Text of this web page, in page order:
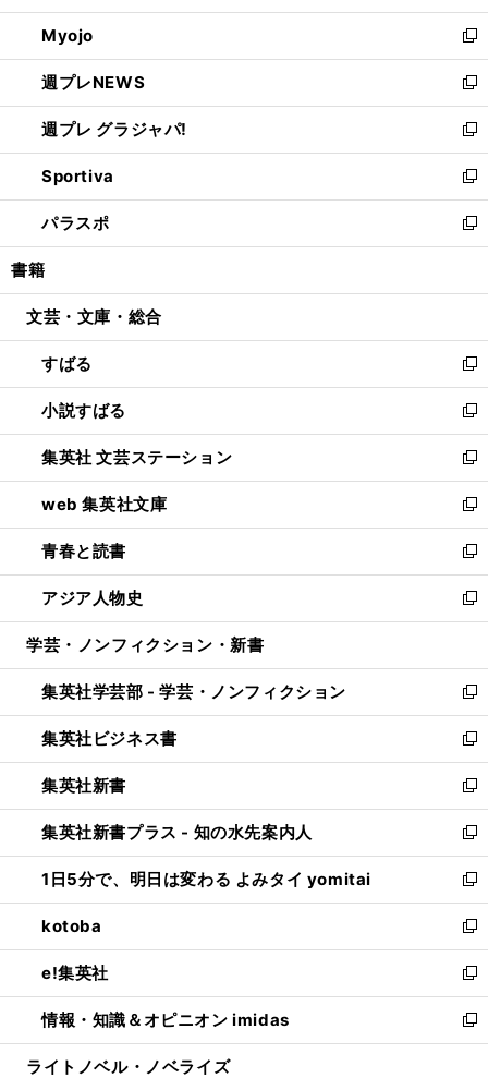
開
く
ウ
で
開
く
ン
ド
ウ
で
開
く
ウ
ィ
ン
ド
ウ
で
開
く
Myojo
新
し
い
ウ
ィ
ン
ド
ウ
で
開
週プレNEWS
新
し
い
ウ
ィ
ン
ド
ウ
開
週プレ グラジャパ!
新
し
い
ウ
ィ
ン
ウ
開
く
Sportiva
新
し
い
ウ
ン
ウ
で
開
く
パラスポ
新
し
ウ
ン
ド
ウ
で
開
く
書籍
文芸・文庫・総合
すばる
新
し
い
ウ
ィ
ン
ド
ウ
で
開
く
小説すばる
新
し
い
ウ
ィ
ン
ド
ウ
で
開
集英社 文芸ステーション
新
し
い
ウ
ィ
ン
ド
ウ
開
く
web 集英社文庫
新
し
い
ウ
ィ
ン
ウ
で
開
く
青春と読書
新
し
い
ウ
ン
ド
ウ
で
開
く
アジア人物史
新
し
ウ
ィ
ン
ド
ウ
で
開
く
学芸・ノンフィクション・新書
集英社学芸部 - 学芸・ノンフィクション
新
し
い
ウ
ィ
ン
ド
ウ
で
開
く
集英社ビジネス書
新
し
い
ウ
ィ
ン
ド
ウ
で
開
く
集英社新書
新
し
い
ウ
ィ
ン
ド
ウ
で
開
く
集英社新書プラス - 知の水先案内人
新
し
い
ウ
ィ
ン
ド
ウ
で
開
1日5分で、明日は変わる よみタイ yomitai
新
し
い
ウ
ィ
ン
ド
ウ
kotoba
新
し
い
ウ
ィ
ン
e!集英社
新
し
い
ウ
情報・知識＆オピニオン imidas
新
し
ライトノベル・ノベライズ